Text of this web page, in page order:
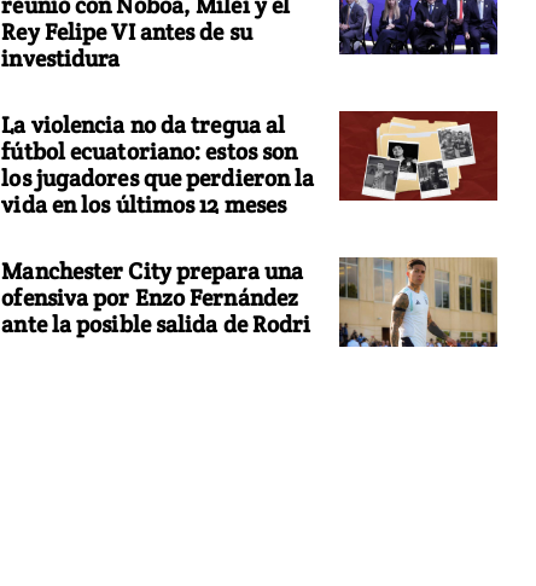
Rey Felipe VI antes de su
investidura
La violencia no da tregua al
fútbol ecuatoriano: estos son
los jugadores que perdieron la
vida en los últimos 12 meses
Manchester City prepara una
ofensiva por Enzo Fernández
ante la posible salida de Rodri